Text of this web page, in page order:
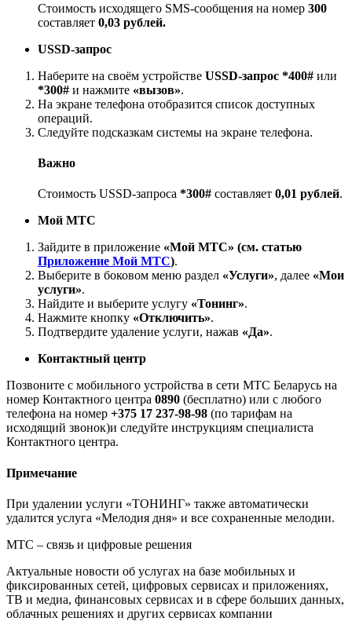
Стоимость исходящего SMS-сообщения на номер 300
составляет 0,03 рублей.
USSD-запрос
Наберите на своём устройстве USSD-запрос *400# или
*300# и нажмите «вызов».
На экране телефона отобразится список доступных
операций.
Следуйте подсказкам системы на экране телефона.
Важно
Стоимость USSD-запроса *300# составляет 0,01 рублей.
Мой МТС
Зайдите в приложение «Мой МТС» (см. статью
Приложение Мой МТС).
Выберите в боковом меню раздел «Услуги», далее «Мои
услуги».
Найдите и выберите услугу «Тонинг».
Нажмите кнопку «Отключить».
Подтвердите удаление услуги, нажав «Да».
Контактный центр
Позвоните c мобильного устройства в сети МТС Беларусь на
номер Контактного центра 0890 (бесплатно) или с любого
телефона на номер +375 17 237-98-98 (по тарифам на
исходящий звонок)и следуйте инструкциям специалиста
Контактного центра.
Примечание
При удалении услуги «ТОНИНГ» также автоматически
удалится услуга «Мелодия дня» и все сохраненные мелодии.
МТС – связь и цифровые решения
Актуальные новости об услугах на базе мобильных и
фиксированных сетей, цифровых сервисах и приложениях,
ТВ и медиа, финансовых сервисах и в сфере больших данных,
облачных решениях и других сервисах компании